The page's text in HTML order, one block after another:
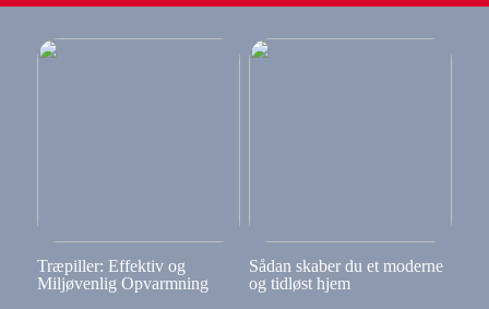
Træpiller: Effektiv og
Miljøvenlig Opvarmning
Sådan skaber du et moderne
og tidløst hjem